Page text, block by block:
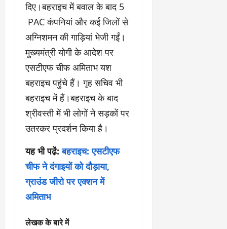
दिए।बहराइच में बवाल के बाद 5
PAC कंपनियां और कई जिलों से
अग्निशमन की गाड़ियां भेजी गईं।
मुख्यमंत्री योगी के आदेश पर
एसटीएफ चीफ अमिताभ यश
बहराइच पहुंचे हैं। गृह सचिव भी
बहराइच में हैं।बहराइच के बाद
श्रीवस्ती में भी लोगों ने सड़कों पर
उतरकर प्रदर्शन किया है।
यह भी पढे़ं:बहराइच: एसटीएफ
चीफ ने दंगाइयों को दौड़ाया,
ग्राउंड जीरो पर एक्शन में
अमिताभ
लेखक के बारे में